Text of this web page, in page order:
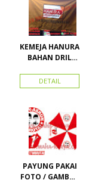
KEMEJA HANURA
BAHAN DRIL
HANURA
DETAIL
PAYUNG PAKAI
FOTO / GAMBAR